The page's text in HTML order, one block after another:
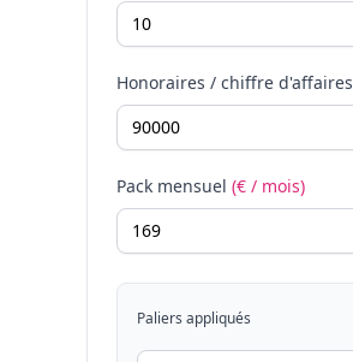
Honoraires / chiffre d'affaires
Pack mensuel (€ / mois)
Paliers appliqués